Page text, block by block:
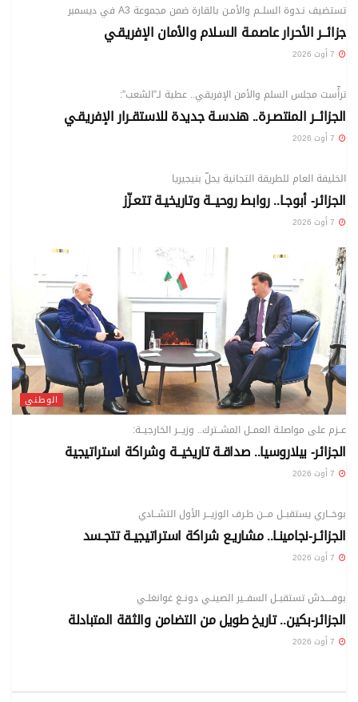
تستضيف نـدوة السلــم والأمـن بالقارة ضمن مجموعة A3 في ديسمبر
جزائــر الأحرار عاصمـة السـلام والأمان الإفريقـي
ترأّست مجلس السلم والأمن الإفريقي.. عطية لـ”الشعب”:
الجزائــر المنتصـرة.. هندسـة جديدة للاستقـرار الإفريقـي
الخليفة العام للطريقة التجانية يحلّ بنيجيريا
الجزائر- أبوجـا.. روابط روحيــة وتاريخيـة تتعـزّز
الوطني
عــزم على مواصلـة العمــل المشــترك.. وزيـــر الخارجيــة:
الجزائر- بيلاروسيا.. صداقـة تاريخيــة وشراكة استراتيجية
بوخــاري يستقبــل مـــن طـرف الوزيـــر الأول التشــادي
الجزائـر-نجامينـا.. مشاريـع شراكة استراتيجيـة تتجـسد
بوفــــدش تستقبــل السفــير الصينـي دونــغ غوانغلـي
الجزائر-بكين.. تاريخ طويل من التضامن والثقة المتبادلة